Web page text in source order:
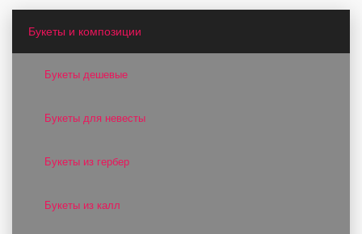
Букеты и композиции
Букеты дешевые
Букеты для невесты
Букеты из гербер
Букеты из калл